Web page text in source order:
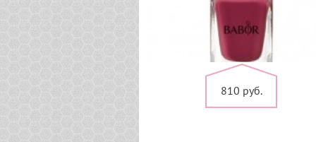
810 руб.